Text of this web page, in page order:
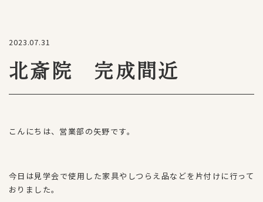
2023.07.31
北斎院 完成間近
こんにちは、営業部の矢野です。
今日は見学会で使用した家具やしつらえ品などを片付けに行って
おりました。